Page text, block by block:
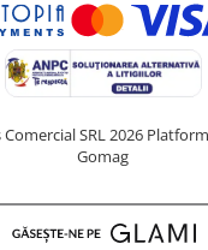
SRL 2026
Gomag